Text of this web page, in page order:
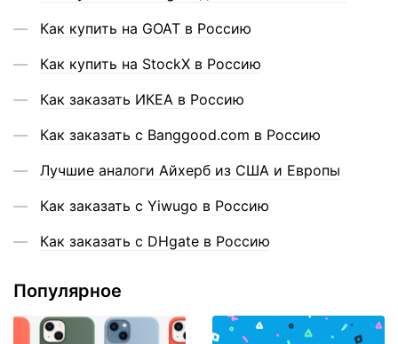
Как купить на GOAT в Россию
Как купить на StockX в Россию
Как заказать ИКЕА в Россию
Как заказать с Banggood.com в Россию
Лучшие аналоги Айхерб из США и Европы
Как заказать с Yiwugo в Россию
Как заказать с DHgate в Россию
Популярное